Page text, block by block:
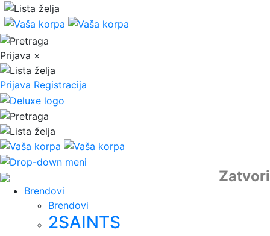
Prijava ×
Prijava Registracija
Zatvori
Brendovi
Brendovi
2SAINTS